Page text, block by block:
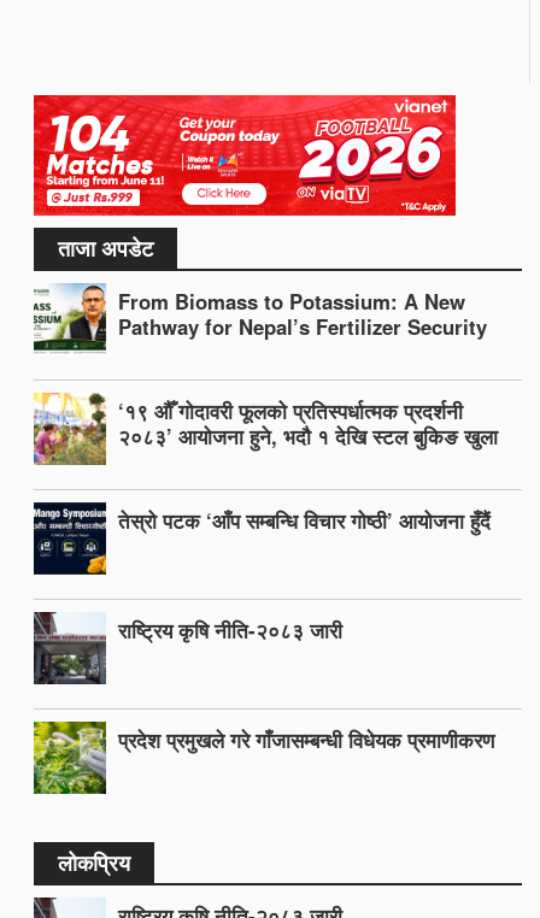
ताजा अपडेट
From Biomass to Potassium: A New
Pathway for Nepal’s Fertilizer Security
‘१९ औँ गोदावरी फूलको प्रतिस्पर्धात्मक प्रदर्शनी
२०८३’ आयोजना हुने, भदौ १ देखि स्टल बुकिङ खुला
तेस्रो पटक ‘आँप सम्बन्धि विचार गोष्ठी’ आयोजना हुँदैं
राष्ट्रिय कृषि नीति-२०८३ जारी
प्रदेश प्रमुखले गरे गाँजासम्बन्धी विधेयक प्रमाणीकरण
लोकप्रिय